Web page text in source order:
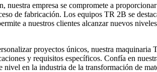
empresa se compromete a
de fabricación. Los equipos TR 2B se
a nuestros clientes alcanzar nuevos
proyectos únicos, nuestra maquinaria
y requisitos específicos. Confía en
en la industria de la transformación de